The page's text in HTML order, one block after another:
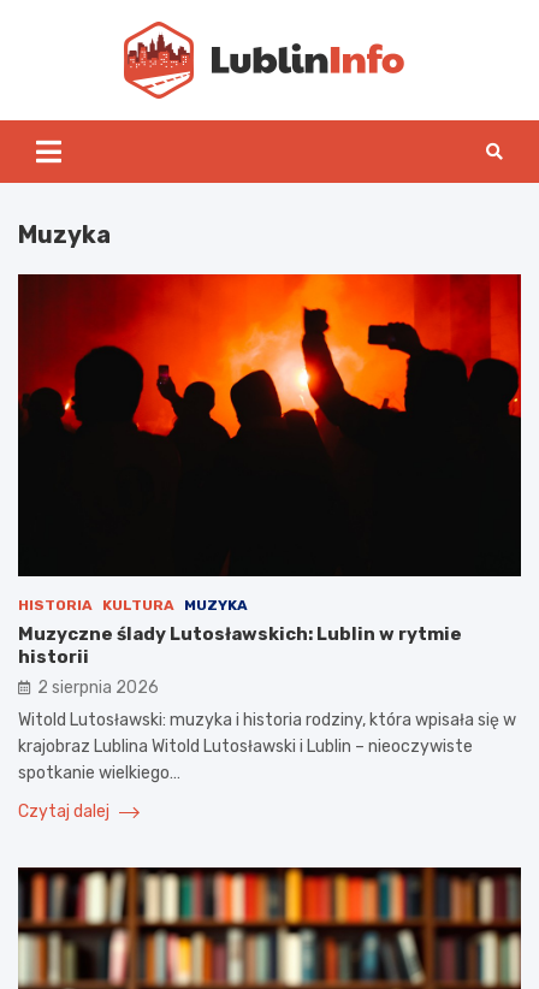
Muzyka
HISTORIA KULTURA MUZYKA
Muzyczne ślady Lutosławskich: Lublin w rytmie
historii
2 sierpnia 2026
Witold Lutosławski: muzyka i historia rodziny, która wpisała się w
krajobraz Lublina Witold Lutosławski i Lublin – nieoczywiste
spotkanie wielkiego…
Czytaj dalej